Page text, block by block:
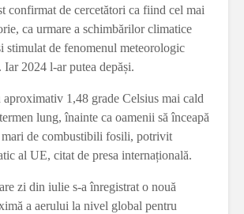
confirmat de cercetători ca fiind cel mai
ca urmare a schimbărilor climatice
stimulat de fenomenul meteorologic
2024 l-ar putea depăși.
aproximativ 1,48 grade Celsius mai cald
lung, înainte ca oamenii să înceapă
mari de combustibili fosili, potrivit
al UE, citat de presa internațională.
zi din iulie s-a înregistrat o nouă
a aerului la nivel global pentru